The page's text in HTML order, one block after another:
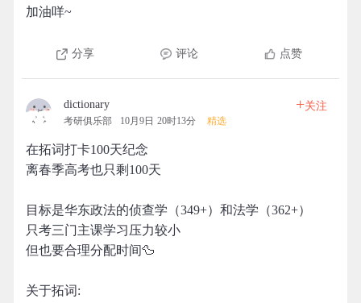
加油咩~
分享 评论 点赞
dictionary
考研俱乐部 10月9日 20时13分 精选
+关注
在拓词打卡100天纪念
离春季高考也只剩100天
目标是华东政法的侦查学（349+）和法学（362+）
只考三门主课学习压力较小
但也要合理分配时间🦆
关于拓词: